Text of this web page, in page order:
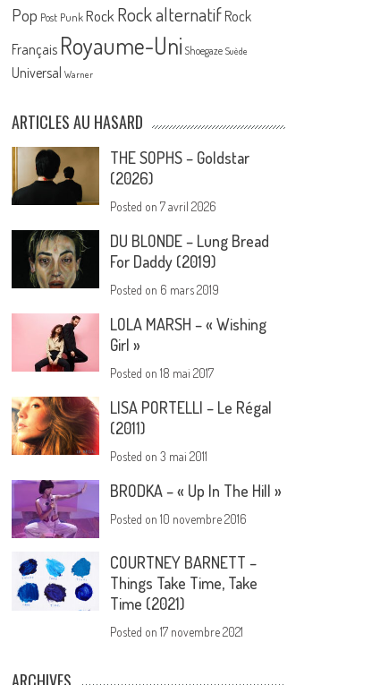
Pop Post Punk Rock Rock alternatif Rock
Français Royaume-Uni Shoegaze Suède
Universal Warner
ARTICLES AU HASARD
THE SOPHS – Goldstar
(2026)
Posted on7 avril 2026
DU BLONDE – Lung Bread
For Daddy (2019)
Posted on 6 mars 2019
LOLA MARSH – « Wishing
Girl »
Posted on18 mai 2017
LISA PORTELLI – Le Régal
(2011)
Posted on3 mai 2011
BRODKA – « Up In The Hill »
Posted on10 novembre 2016
COURTNEY BARNETT –
Things Take Time, Take
Time (2021)
Posted on17 novembre 2021